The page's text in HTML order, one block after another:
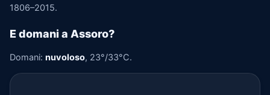
1806–2015.
E domani a Assoro?
Domani: nuvoloso, 23°/33°C.